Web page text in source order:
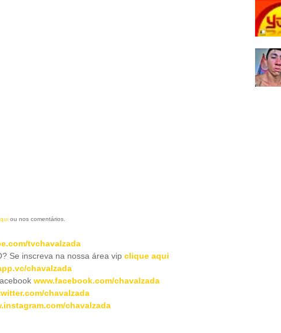
ou nos comentários.
tvchavalzada
Se inscreva na nossa área vip clique aqui
chavalzada
www.facebook.com/chavalzada
chavalzada
chavalzada